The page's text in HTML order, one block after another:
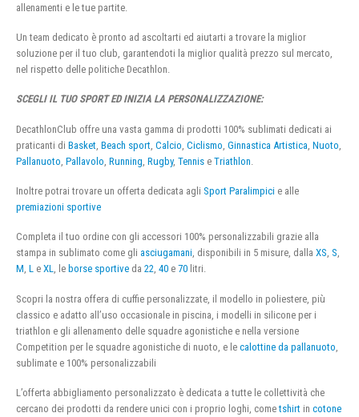
allenamenti e le tue partite.
Un team dedicato è pronto ad ascoltarti ed aiutarti a trovare la miglior
soluzione per il tuo club, garantendoti la miglior qualità prezzo sul mercato,
nel rispetto delle politiche Decathlon.
SCEGLI IL TUO SPORT ED INIZIA LA PERSONALIZZAZIONE:
DecathlonClub offre una vasta gamma di prodotti 100% sublimati dedicati ai
praticanti di Basket Beach sport Calcio Ciclismo Ginnastica Artistica Nuoto
Pallanuoto Pallavolo Running Rugby, Tennis e Triathlon
Inoltre potrai trovare un offerta dedicata agli Sport Paralimpici e alle
premiazioni sportive
Completa il tuo ordine con gli accessori 100% personalizzabili grazie alla
stampa in sublimato come gli asciugamani, disponibili in 5 misure, dalla XS, S,
M, L e XL, le borse sportive da 22, 40 e 70 litri.
Scopri la nostra offera di cuffie personalizzate, il modello in poliestere, più
classico e adatto all’uso occasionale in piscina, i modelli in silicone per i
triathlon e gli allenamento delle squadre agonistiche e nella versione
Competition per le squadre agonistiche di nuoto, e le calottine da pallanuoto
sublimate e 100% personalizzabili
L’offerta abbigliamento personalizzato è dedicata a tutte le collettività che
cercano dei prodotti da rendere unici con i proprio loghi, cometshirt in cotone